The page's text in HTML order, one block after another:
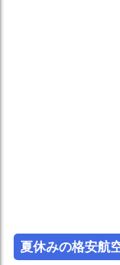
夏休みの格安航